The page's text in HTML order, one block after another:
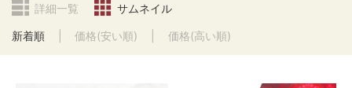
詳細一覧 サムネイル
新着順 価格(安い順) 価格(高い順)